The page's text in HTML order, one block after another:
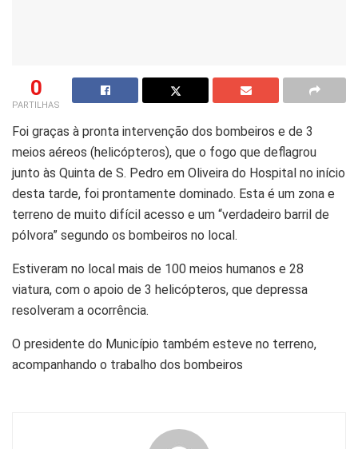
0
PARTILHAS
Foi graças à pronta intervenção dos bombeiros e de 3
meios aéreos (helicópteros), que o fogo que deflagrou
junto às Quinta de S. Pedro em Oliveira do Hospital no início
desta tarde, foi prontamente dominado. Esta é um zona e
terreno de muito difícil acesso e um “verdadeiro barril de
pólvora” segundo os bombeiros no local.
Estiveram no local mais de 100 meios humanos e 28
viatura, com o apoio de 3 helicópteros, que depressa
resolveram a ocorrência.
O presidente do Município também esteve no terreno,
acompanhando o trabalho dos bombeiros